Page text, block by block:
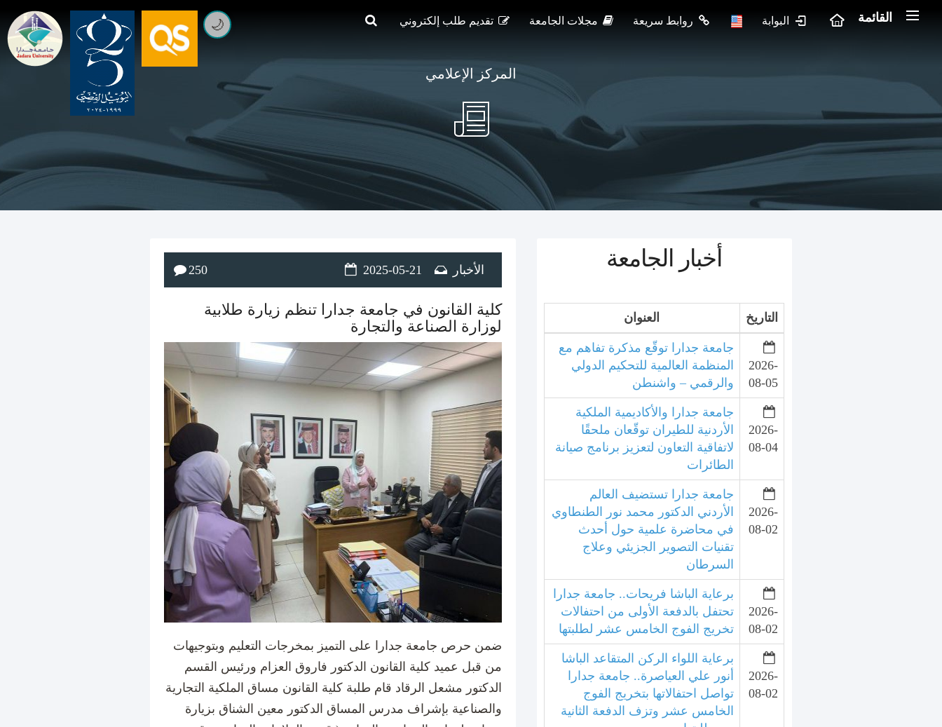
🌙 القائمة
المركز الإعلامي
2025-05-21 الأخبار 250
كلية القانون في جامعة جدارا تنظم زيارة طلابية
لوزارة الصناعة والتجارة
ضمن حرص جامعة جدارا على التميز بمخرجات التعليم وبتوجيهات
من قبل عميد كلية القانون الدكتور فاروق العزام ورئيس القسم
الدكتور مشعل الرقاد قام طلبة كلية القانون مساق الملكية التجارية
والصناعية بإشراف مدرس المساق الدكتور معين الشناق بزيارة
أخبار الجامعة
العنوان التاريخ
جامعة جدارا توقّع مذكرة تفاهم مع
المنظمة العالمية للتحكيم الدولي
والرقمي – واشنطن
2026-
08-05
جامعة جدارا والأكاديمية الملكية
الأردنية للطيران توقّعان ملحقًا
لاتفاقية التعاون لتعزيز برنامج صيانة
الطائرات
2026-
08-04
جامعة جدارا تستضيف العالم
الأردني الدكتور محمد نور الطنطاوي
في محاضرة علمية حول أحدث
تقنيات التصوير الجزيئي وعلاج
السرطان
2026-
08-02
برعاية الباشا فريحات.. جامعة جدارا
تحتفل بالدفعة الأولى من احتفالات
تخريج الفوج الخامس عشر لطلبتها
2026-
08-02
برعاية اللواء الركن المتقاعد الباشا
أنور علي العياصرة.. جامعة جدارا
تواصل احتفالاتها بتخريج الفوج
الخامس عشر وتزف الدفعة الثانية
2026-
08-02